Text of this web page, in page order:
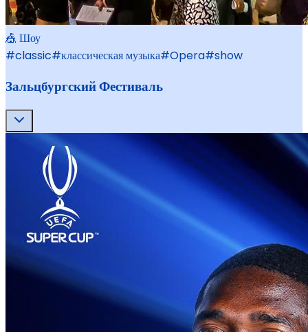
🎪 Шоу
#classic#классическая музыка#Opera#show
Зальцбургский Фестиваль